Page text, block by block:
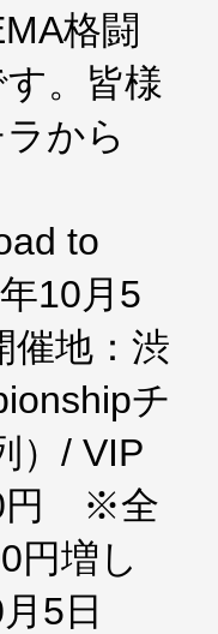
格闘
。皆様
から
to
10月5
催地：渋
チ
）/ VIP
円 ※全
円増し
5日